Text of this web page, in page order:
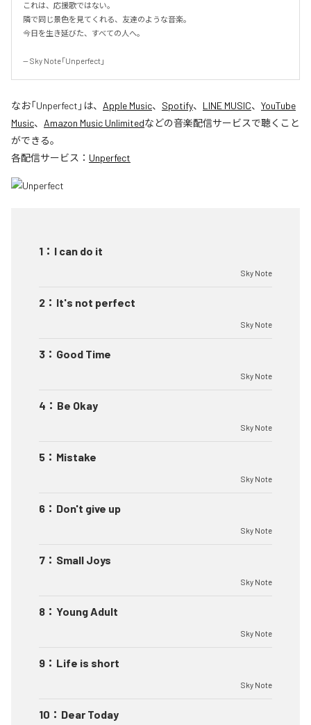
これは、応援歌ではない。
隣で同じ景色を見てくれる、友達のような音楽。
今日を生き延びた、すべての人へ。
-- Sky Note「Unperfect」
なお「Unperfect 」は、 Apple Music、 Spotify、 LINE MUSIC、 YouTube
Music、 Amazon Music Unlimitedなどの音楽配信サービスで聴くこと
ができる。
各配信サービス： Unperfect
1 ： I can do it
Sky Note
2 ： It's not perfect
Sky Note
3 ： Good Time
Sky Note
4 ： Be Okay
Sky Note
5 ： Mistake
Sky Note
6 ： Don't give up
Sky Note
7 ： Small Joys
Sky Note
8 ： Young Adult
Sky Note
9 ： Life is short
Sky Note
10 ： Dear Today